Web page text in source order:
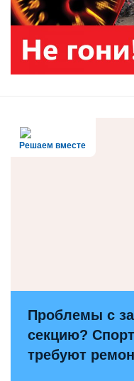
Решаем вместе
Проблемы с
секцию?
требуют